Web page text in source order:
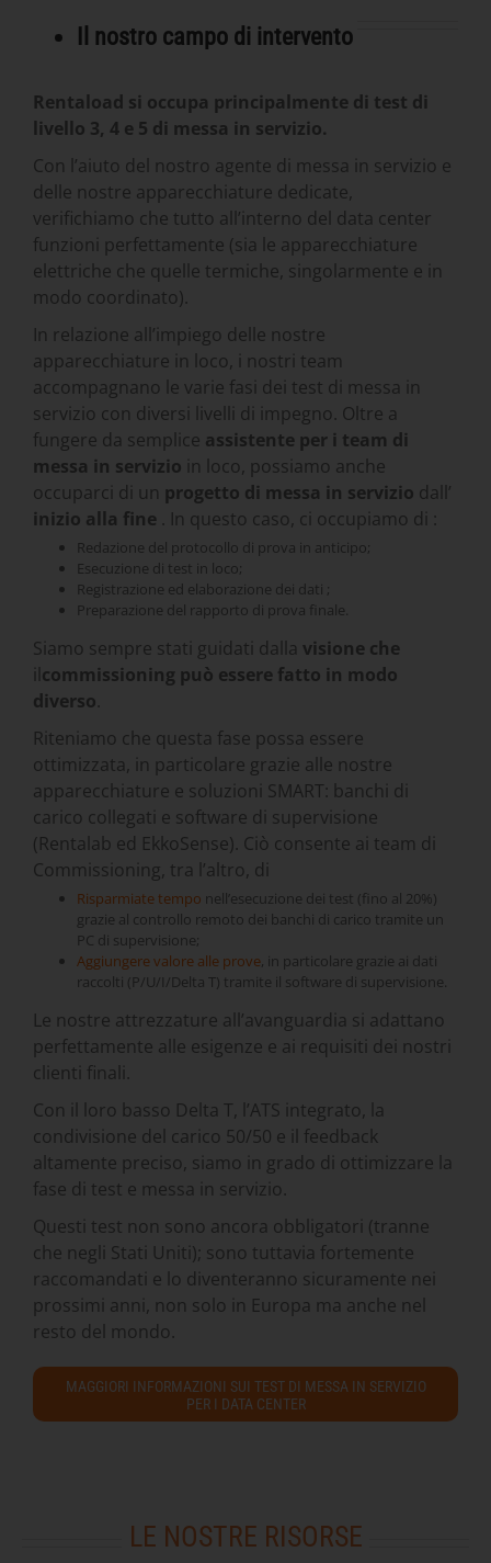
Il nostro campo di intervento
Rentaload si occupa principalmente di test di
livello 3, 4 e 5 di messa in servizio.
Con l’aiuto del nostro agente di messa in servizio e
delle nostre apparecchiature dedicate,
verifichiamo che tutto all’interno del data center
funzioni perfettamente (sia le apparecchiature
elettriche che quelle termiche, singolarmente e in
modo coordinato).
In relazione all’impiego delle nostre
apparecchiature in loco, i nostri team
accompagnano le varie fasi dei test di messa in
servizio con diversi livelli di impegno. Oltre a
fungere da semplice assistente per i team di
messa in servizio in loco, possiamo anche
occuparci di un progetto di messa in servizio dall’
inizio alla fine . In questo caso, ci occupiamo di :
Redazione del protocollo di prova in anticipo;
Esecuzione di test in loco;
Registrazione ed elaborazione dei dati ;
Preparazione del rapporto di prova finale.
Siamo sempre stati guidati dalla visione che
commissioning può essere fatto in modo
diverso.
Riteniamo che questa fase possa essere
ottimizzata, in particolare grazie alle nostre
apparecchiature e soluzioni SMART: banchi di
carico collegati e software di supervisione
(Rentalab ed EkkoSense). Ciò consente ai team di
Commissioning, tra l’altro, di
Risparmiate tempo nell’esecuzione dei test (fino al 20%)
grazie al controllo remoto dei banchi di carico tramite un
PC di supervisione;
Aggiungere valore alle prove, in particolare grazie ai dati
raccolti (P/U/I/Delta T) tramite il software di supervisione.
Le nostre attrezzature all’avanguardia si adattano
perfettamente alle esigenze e ai requisiti dei nostri
clienti finali.
Con il loro basso Delta T, l’ATS integrato, la
condivisione del carico 50/50 e il feedback
altamente preciso, siamo in grado di ottimizzare la
fase di test e messa in servizio.
Questi test non sono ancora obbligatori (tranne
che negli Stati Uniti); sono tuttavia fortemente
raccomandati e lo diventeranno sicuramente nei
prossimi anni, non solo in Europa ma anche nel
resto del mondo.
MAGGIORI INFORMAZIONI SUI TEST DI MESSA IN SERVIZIO
PER I DATA CENTER
LE NOSTRE RISORSE